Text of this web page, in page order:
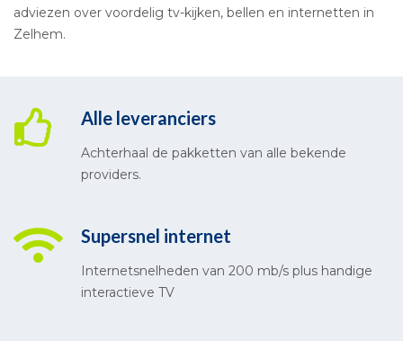
adviezen over voordelig tv-kijken, bellen en internetten in
Zelhem.
Alle leveranciers
Achterhaal de pakketten van alle bekende
providers.
Supersnel internet
Internetsnelheden van 200 mb/s plus handige
interactieve TV